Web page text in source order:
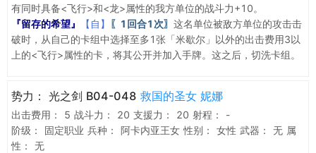
有同时具备<飞行>和<龙>属性的我方单位的战斗力+10。
『留存的希望』
【自】 〖1回合1次〗 这名单位被敌方单位的攻击击
破时，从自己的卡组中选择至多1张「米歇尔」以外的出击费用3以
上的<飞行>属性的卡，将其公开并加入手牌。这之后，切洗卡组。
势力： 光之剑 B04-048 救国的圣女 妮娜
出击费用： 5 战斗力： 20 支援力： 20 射程：
-
阶级：
固定职业 兵种： 阿卡内亚王女 性别： 女性 武器： 无 属
性：
无